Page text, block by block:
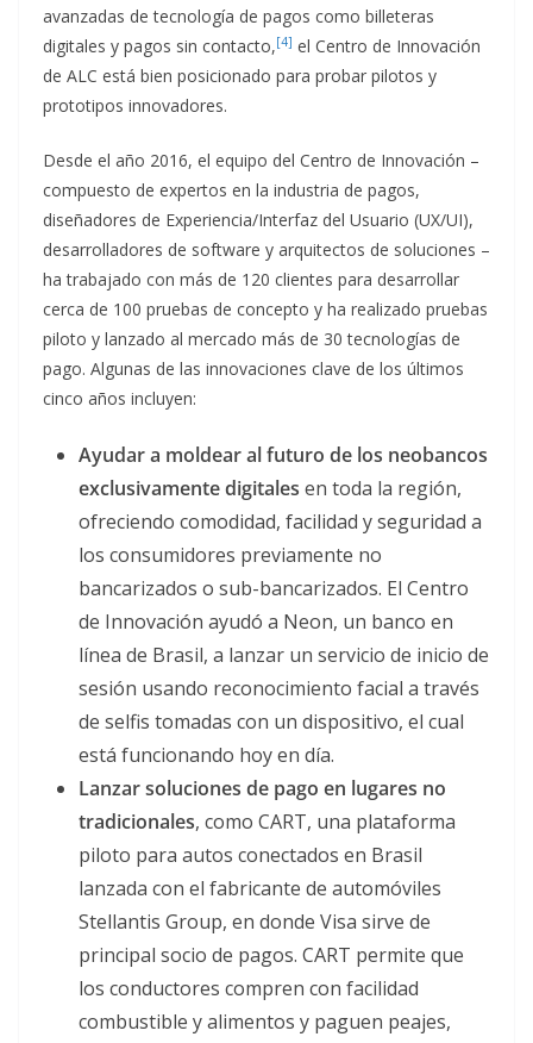
avanzadas de tecnología de pagos como billeteras
digitales y pagos sin contacto,[4] el Centro de Innovación
de ALC está bien posicionado para probar pilotos y
prototipos innovadores.
Desde el año 2016, el equipo del Centro de Innovación –
compuesto de expertos en la industria de pagos,
diseñadores de Experiencia/Interfaz del Usuario (UX/UI),
desarrolladores de software y arquitectos de soluciones –
ha trabajado con más de 120 clientes para desarrollar
cerca de 100 pruebas de concepto y ha realizado pruebas
piloto y lanzado al mercado más de 30 tecnologías de
pago. Algunas de las innovaciones clave de los últimos
cinco años incluyen:
Ayudar a moldear al futuro de los neobancos
exclusivamente digitales en toda la región,
ofreciendo comodidad, facilidad y seguridad a
los consumidores previamente no
bancarizados o sub-bancarizados. El Centro
de Innovación ayudó a Neon, un banco en
línea de Brasil, a lanzar un servicio de inicio de
sesión usando reconocimiento facial a través
de selfis tomadas con un dispositivo, el cual
está funcionando hoy en día.
Lanzar soluciones de pago en lugares no
tradicionales, como CART, una plataforma
piloto para autos conectados en Brasil
lanzada con el fabricante de automóviles
Stellantis Group, en donde Visa sirve de
principal socio de pagos. CART permite que
los conductores compren con facilidad
combustible y alimentos y paguen peajes,